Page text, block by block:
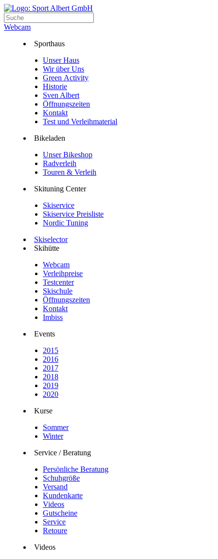
Webcam
Sporthaus
Unser Haus
Wir über Uns
Green Activity
Historie
Sven Albert
Öffnungszeiten
Kontakt
Test und Verleihmaterial
Bikeladen
Unser Bikeshop
Radverleih
Touren & Verleih
Skituning Center
Skiservice
Skiservice Preisliste
Nordic Tuning
Skiselector
Skihütte
Webcam
Verleihpreise
Testcenter
Skischule
Öffnungszeiten
Kontakt
Imbiss
Events
2015
2016
2017
2018
2019
2020
Kurse
Sommer
Winter
Service / Beratung
Persönliche Beratung
Schuhgröße
Versand
Kundenkarte
Videos
Gutscheine
Service
Retoure
Videos